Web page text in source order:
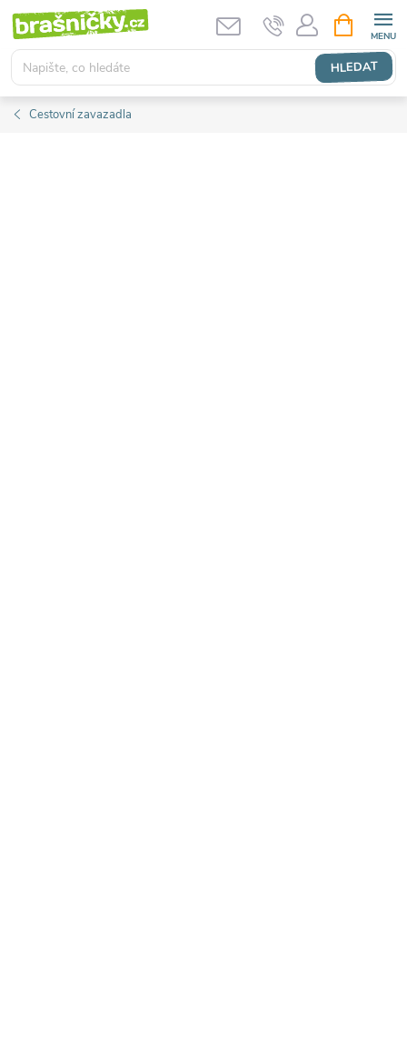
Přejít
obsah
HLEDAT
NÁKUPNÍ
KOŠÍK
Cestovní zavazadla